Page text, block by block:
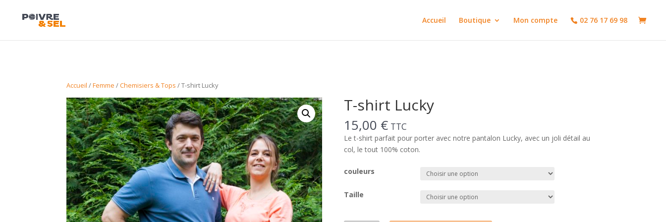
Accueil Boutique Mon compte 02 76 17 69 98
Accueil /Femme /Chemisiers & Tops / T-shirt Lucky
T-shirt Lucky
15,00 € TTC
Le t-shirt parfait pour porter avec notre pantalon Lucky, avec un joli détail au
col, le tout 100% coton.
couleurs
Taille